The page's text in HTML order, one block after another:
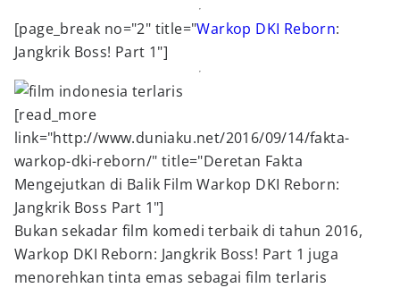
[page_break no="2" title="Warkop DKI Reborn:
Jangkrik Boss! Part 1"]
[read_more
link="http://www.duniaku.net/2016/09/14/fakta-
warkop-dki-reborn/" title="Deretan Fakta
Mengejutkan di Balik Film Warkop DKI Reborn:
Jangkrik Boss Part 1"]
Bukan sekadar film komedi terbaik di tahun 2016,
Warkop DKI Reborn: Jangkrik Boss! Part 1 juga
menorehkan tinta emas sebagai film terlaris